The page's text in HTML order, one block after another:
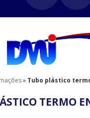
» Tubo plástico
TERMO